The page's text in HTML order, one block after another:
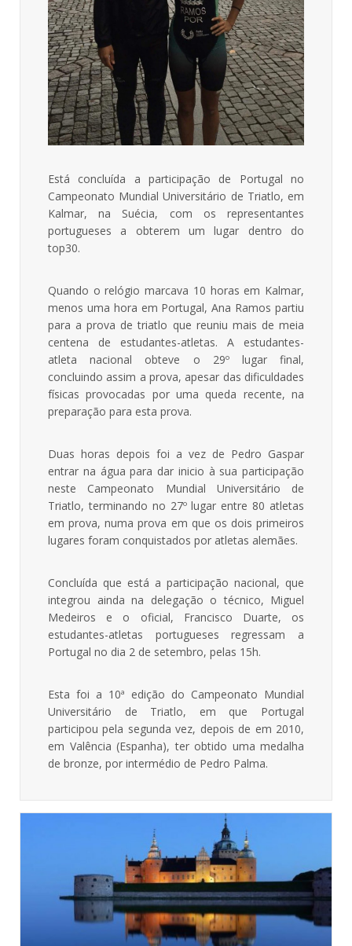
Está concluída a participação de Portugal no
Campeonato Mundial Universitário de Triatlo, em
Kalmar, na Suécia, com os representantes
portugueses a obterem um lugar dentro do
top30.
Quando o relógio marcava 10 horas em Kalmar,
menos uma hora em Portugal, Ana Ramos partiu
para a prova de triatlo que reuniu mais de meia
centena de estudantes-atletas. A estudantes-
atleta nacional obteve o 29º lugar final,
concluindo assim a prova, apesar das dificuldades
físicas provocadas por uma queda recente, na
preparação para esta prova.
Duas horas depois foi a vez de Pedro Gaspar
entrar na água para dar inicio à sua participação
neste Campeonato Mundial Universitário de
Triatlo, terminando no 27º lugar entre 80 atletas
em prova, numa prova em que os dois primeiros
lugares foram conquistados por atletas alemães.
Concluída que está a participação nacional, que
integrou ainda na delegação o técnico, Miguel
Medeiros e o oficial, Francisco Duarte, os
estudantes-atletas portugueses regressam a
Portugal no dia 2 de setembro, pelas 15h.
Esta foi a 10ª edição do Campeonato Mundial
Universitário de Triatlo, em que Portugal
participou pela segunda vez, depois de em 2010,
em Valência (Espanha), ter obtido uma medalha
de bronze, por intermédio de Pedro Palma.